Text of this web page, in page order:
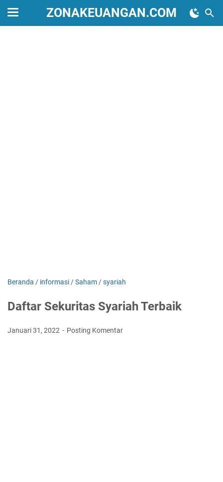
ZONAKEUANGAN.COM
Beranda / informasi /Saham /syariah
Daftar Sekuritas Syariah Terbaik
Januari 31, 2022 Posting Komentar